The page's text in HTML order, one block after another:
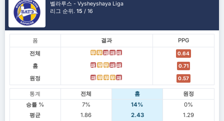
벨라루스 - Vysheyshaya Liga
리그 순위.15 / 16
폼 결과
PPG
전체
무 무 패 패 패 0.64
홈 패 무 무 패 패 0.71
원정 패 무 무 무 패 0.57
통계 전체 홈
원정
승률 %
7% 14%
0%
평균
1.86 2.43
1.29